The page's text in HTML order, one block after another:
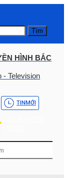
Tìm
HÌNH BẮC
- Television
TINMỚI